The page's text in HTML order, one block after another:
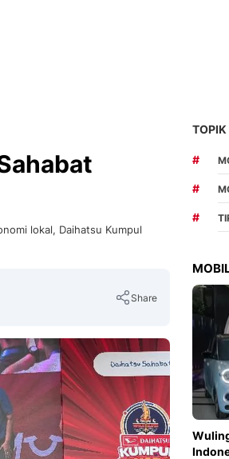
lokal, Daihatsu Kumpul
Share
Copy Link
TOPIK
#
#
#